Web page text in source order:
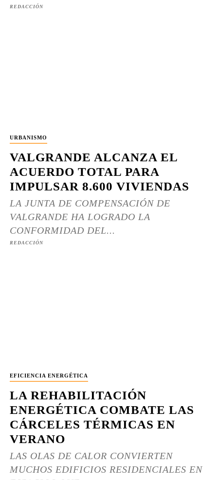
REDACCIÓN
URBANISMO
VALGRANDE ALCANZA EL
ACUERDO TOTAL PARA
IMPULSAR 8.600 VIVIENDAS
LA JUNTA DE COMPENSACIÓN DE
VALGRANDE HA LOGRADO LA
CONFORMIDAD DEL...
REDACCIÓN
EFICIENCIA ENERGÉTICA
LA REHABILITACIÓN
ENERGÉTICA COMBATE LAS
CÁRCELES TÉRMICAS EN
VERANO
LAS OLAS DE CALOR CONVIERTEN
MUCHOS EDIFICIOS RESIDENCIALES EN